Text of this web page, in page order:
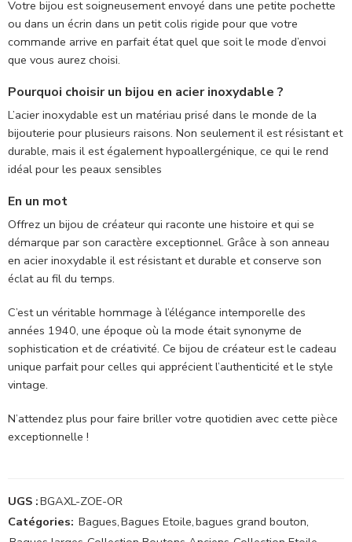
Votre bijou est soigneusement envoyé dans une petite pochette
ou dans un écrin dans un petit colis rigide pour que votre
commande arrive en parfait état quel que soit le mode d’envoi
que vous aurez choisi.
Pourquoi choisir un bijou en acier inoxydable ?
L’acier inoxydable est un matériau prisé dans le monde de la
bijouterie pour plusieurs raisons. Non seulement il est résistant et
durable, mais il est également hypoallergénique, ce qui le rend
idéal pour les peaux sensibles
En un mot
Offrez un bijou de créateur qui raconte une histoire et qui se
démarque par son caractère exceptionnel. Grâce à son anneau
en acier inoxydable il est résistant et durable et conserve son
éclat au fil du temps.
C’est un véritable hommage à l’élégance intemporelle des
années 1940, une époque où la mode était synonyme de
sophistication et de créativité. Ce bijou de créateur est le cadeau
unique parfait pour celles qui apprécient l’authenticité et le style
vintage.
N’attendez plus pour faire briller votre quotidien avec cette pièce
exceptionnelle !
UGS :BGAXL-ZOE-OR
Catégories: Bagues,Bagues Etoile,bagues grand bouton,